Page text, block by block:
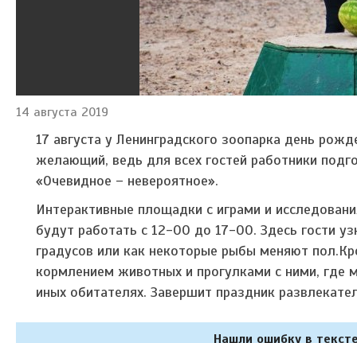
14 августа 2019
17 августа у Ленинградского зоопарка день
желающий, ведь для всех гостей работники
«Очевидное – невероятное».
Интерактивные площадки с играми и
будут работать с 12-00 до 17-00. Здесь гости
градусов или как некоторые рыбы меняют пол.
кормлением животных и прогулками с ними, где
иных обитателях. Завершит праздник
Нашли ошибку в